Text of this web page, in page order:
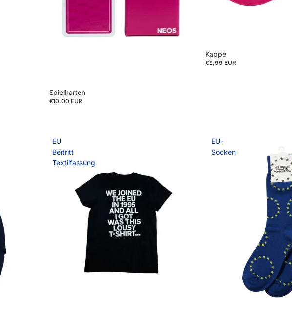
Spielkarten
€10,00 EUR
Kappe
€9,99 EUR
EU
Beitritt
Textilfassung
EU-
Socken